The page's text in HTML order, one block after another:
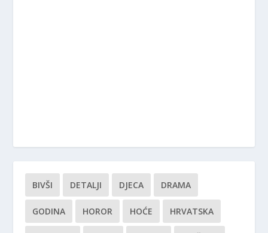
BIVŠI DETALJI DJECA DRAMA
GODINA HOROR HOĆE HRVATSKA